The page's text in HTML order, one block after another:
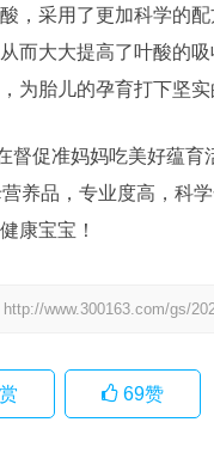
，采用了更加科学的
而大大提高了叶酸的
为胎儿的孕育打下坚实
督促准妈妈吃美好蕴
养品，专业度高，科
康宝宝！
http://www.300163.com/gs/
69赞